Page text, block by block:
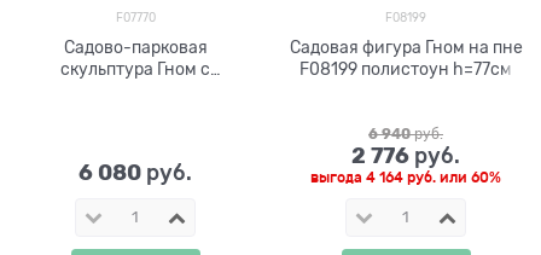
F07770
Садово-парковая
скульптура Гном с
6 080 руб.
F08199
Садовая фигура Гном на пне
F08199 полистоун h=77см
6 940 руб.
2 776 руб.
выгода 4 164 руб. или 60%